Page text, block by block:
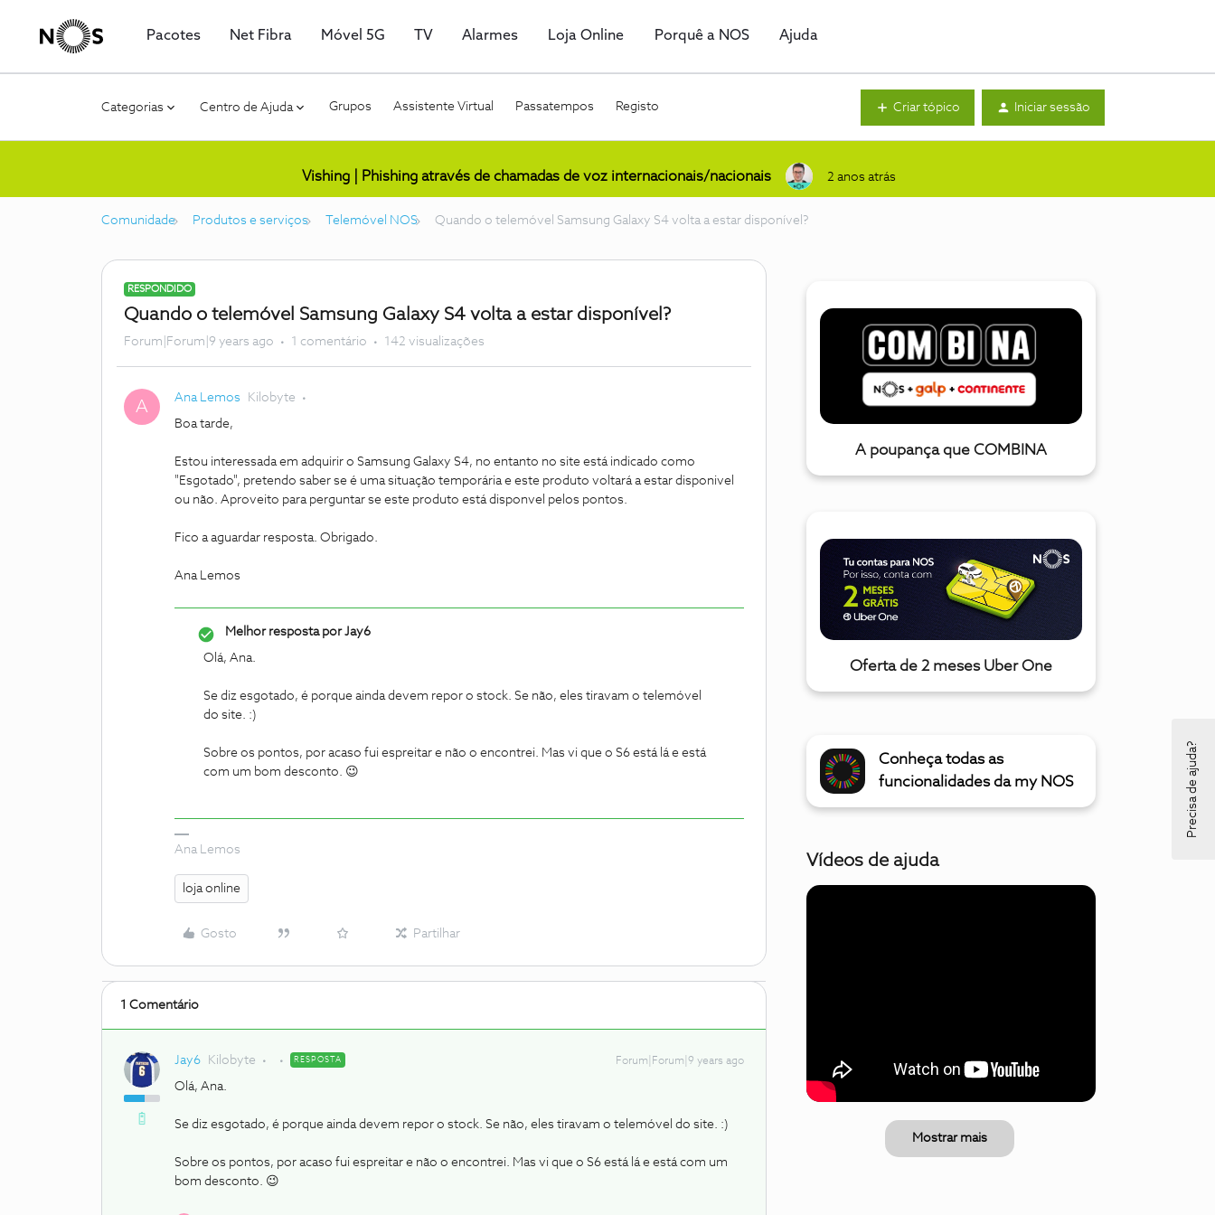
Pacotes Net Fibra Móvel 5G TV Alarmes Loja Online Porquê a NOS Ajuda
Categorias Centro de Ajuda Grupos Assistente Virtual Passatempos Registo Criar tópico Iniciar sessão
Vishing | Phishing através de chamadas de voz internacionais/nacionais 2 anos atrás
Comunidade Produtos e serviços Telemóvel NOS Quando o telemóvel Samsung Galaxy S4 volta a estar disponível?
RESPONDIDO
Quando o telemóvel Samsung Galaxy S4 volta a estar disponível?
Forum|Forum|9 years ago 1 comentário 142 visualizações
A Ana Lemos Kilobyte
Boa tarde,
Estou interessada em adquirir o Samsung Galaxy S4, no entanto no site está indicado como
"Esgotado", pretendo saber se é uma situação temporária e este produto voltará a estar disponivel
ou não. Aproveito para perguntar se este produto está disponvel pelos pontos.
Fico a aguardar resposta. Obrigado.
Ana Lemos
Melhor resposta porJay6
Olá, Ana.
Se diz esgotado, é porque ainda devem repor o stock. Se não, eles tiravam o telemóvel
do site. :)
Sobre os pontos, por acaso fui espreitar e não o encontrei. Mas vi que o S6 está lá e está
com um bom desconto. 😉
Ana Lemos
loja online
Gosto Partilhar
1 Comentário
Jay6 Kilobyte RESPOSTA Forum|Forum|9 years ago
Olá, Ana.
Se diz esgotado, é porque ainda devem repor o stock. Se não, eles tiravam o telemóvel do site. :)
Sobre os pontos, por acaso fui espreitar e não o encontrei. Mas vi que o S6 está lá e está com um
bom desconto. 😉
A poupança que COMBINA
Oferta de 2 meses Uber One
Conheça todas as
funcionalidades da my NOS
Vídeos de ajuda
Mostrar mais
Precisa de ajuda?